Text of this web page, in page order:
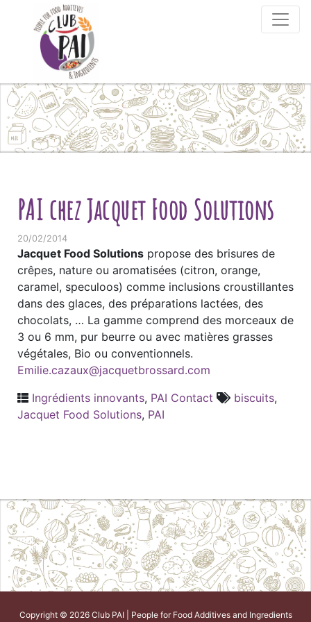
Skip to content
PAI chez Jacquet Food Solutions
20/02/2014
Jacquet Food Solutions propose des brisures de
crêpes, nature ou aromatisées (citron, orange,
caramel, speculoos) comme inclusions croustillantes
dans des glaces, des préparations lactées, des
chocolats, … La gamme comprend des morceaux de
3 ou 6 mm, pur beurre ou avec matières grasses
végétales, Bio ou conventionnels.
Emilie.cazaux@jacquetbrossard.com
Ingrédients innovants, PAI Contact biscuits,
Jacquet Food Solutions, PAI
Copyright © 2026 Club PAI | People for Food Additives and Ingredients